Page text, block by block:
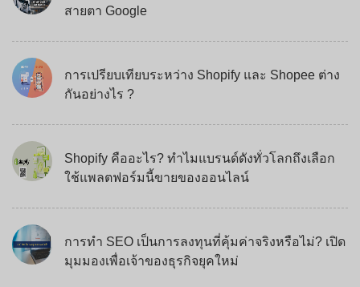
สายตา Google
การเปรียบเทียบระหว่าง Shopify และ Shopee ต่าง
กันอย่างไร ?
Shopify คืออะไร? ทำไมแบรนด์ดังทั่วโลกถึงเลือก
ใช้แพลตฟอร์มนี้ขายของออนไลน์
การทำ SEO เป็นการลงทุนที่คุ้มค่าจริงหรือไม่? เปิด
มุมมองเพื่อเจ้าของธุรกิจยุคใหม่